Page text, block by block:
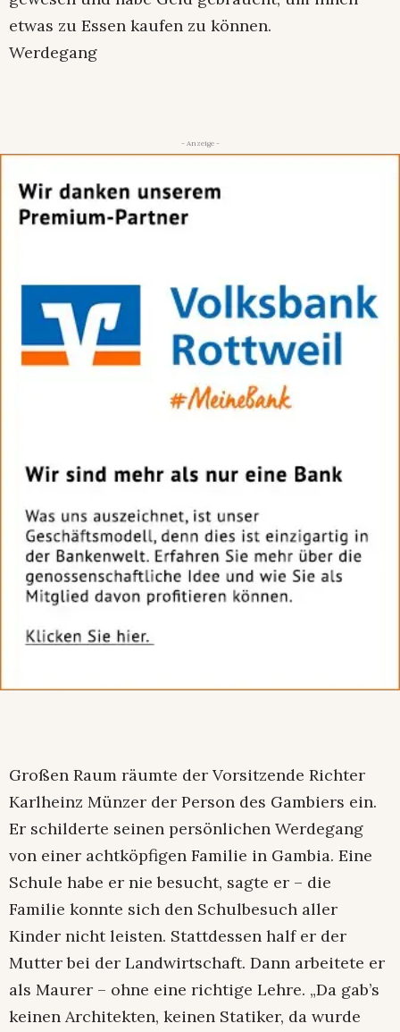
etwas zu Essen kaufen zu können.
Werdegang
- Anzeige -
Großen Raum räumte der Vorsitzende Richter
Karlheinz Münzer der Person des Gambiers ein.
Er schilderte seinen persönlichen Werdegang
von einer achtköpfigen Familie in Gambia. Eine
Schule habe er nie besucht, sagte er – die
Familie konnte sich den Schulbesuch aller
Kinder nicht leisten. Stattdessen half er der
Mutter bei der Landwirtschaft. Dann arbeitete er
als Maurer – ohne eine richtige Lehre. „Da gab’s
keinen Architekten, keinen Statiker, da wurde